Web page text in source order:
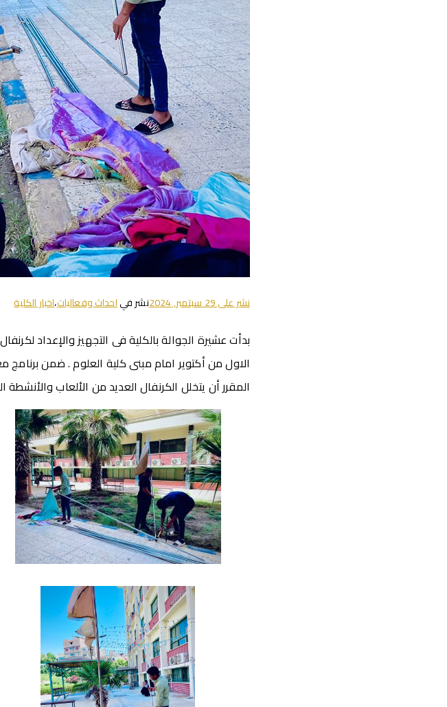
نشر على29 سبتمبر, 2024 نشر فياحداث وفعاليات،اخبار الكلية
بدأت عشيرة الجوالة بالكلية فى التجهيز والإعداد
المقرر أن يتخلل الكرنفال العديد من الألعاب والأنشطة